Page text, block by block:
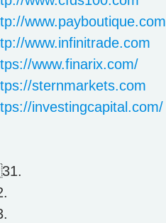
www.payboutique.com
www.infinitrade.com
www.finarix.com/
sternmarkets.com
investingcapital.com/